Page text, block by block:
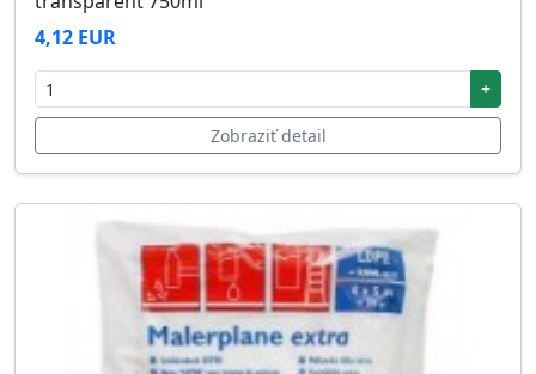
4,12 EUR
+
Zobraziť detail